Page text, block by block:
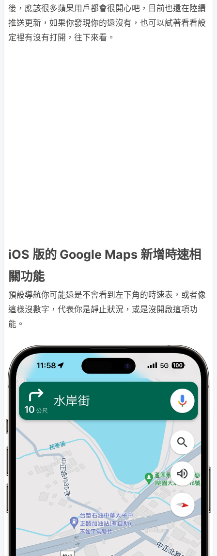
後，應該很多蘋果用戶都會很開心吧，目前也還在陸續
推送更新，如果你發現你的還沒有，也可以試著看看設
定裡有沒有打開，往下來看。
iOS 版的 Google Maps 新增時速相
關功能
預設導航你可能還是不會看到左下角的時速表，或者像
這樣沒數字，代表你是靜止狀況，或是沒開啟這項功
能。